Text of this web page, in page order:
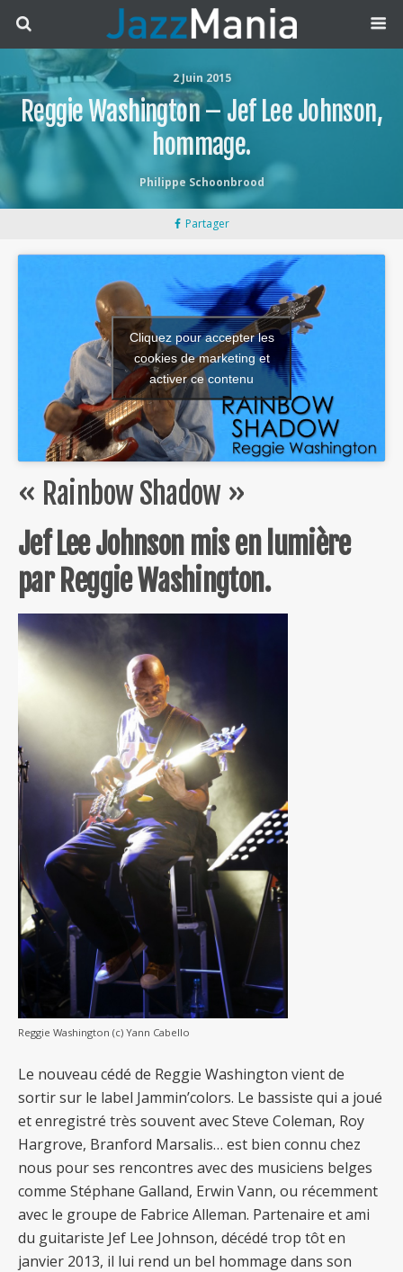
2 Juin 2015
Reggie Washington – Jef Lee Johnson,
hommage.
Philippe Schoonbrood
Partager
Cliquez pour accepter les
cookies de marketing et
activer ce contenu
« Rainbow Shadow »
Jef Lee Johnson mis en lumière
par Reggie Washington.
Reggie Washington (c) Yann Cabello
Le nouveau cédé de Reggie Washington vient de
sortir sur le label Jammin’colors. Le bassiste qui a joué
et enregistré très souvent avec Steve Coleman, Roy
Hargrove, Branford Marsalis… est bien connu chez
nous pour ses rencontres avec des musiciens belges
comme Stéphane Galland, Erwin Vann, ou récemment
avec le groupe de Fabrice Alleman. Partenaire et ami
du guitariste Jef Lee Johnson, décédé trop tôt en
janvier 2013, il lui rend un bel hommage dans son